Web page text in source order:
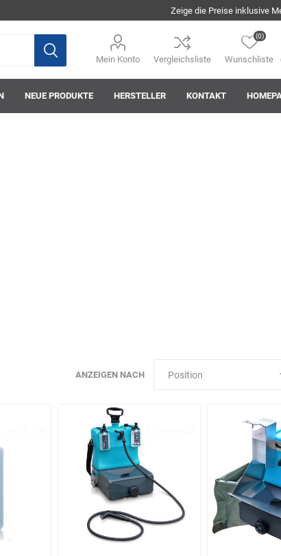
Mein Konto Vergleichsliste Wunschliste
(0)
NEUE PRODUKTE HERSTELLER
Bandle BartelsRieger
Arbeitsschutz
Big Fire (B. S.
Belüftungs-
Binder
KONTAKT
ANZEIGEN NACH